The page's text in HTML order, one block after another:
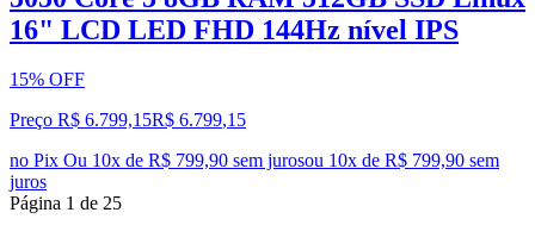
16" LCD LED FHD 144Hz nível IPS
15% OFF
Preço R$ 6.799,15R$ 6.799,15
no Pix Ou 10x de R$ 799,90 sem jurosou 10x de R$ 799,90 sem
juros
Página 1 de 25